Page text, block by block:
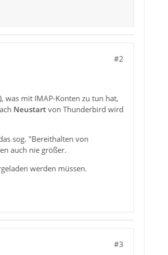
#2
was mit IMAP-Konten zu tun hat,
Neustartvon Thunderbird wird
sog. "Bereithalten von
auch nie größer.
werden müssen.
#3